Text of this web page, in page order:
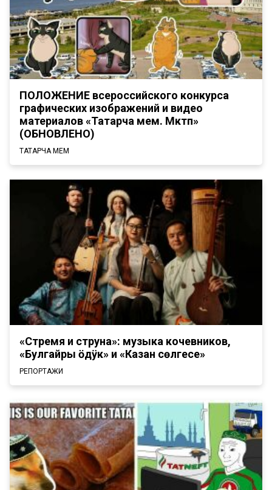
ПОЛОЖЕНИЕ всероссийского конкурса
графических изображений и видео
материалов «Татарча мем. Мәктәп»
(ОБНОВЛЕНО)
ТАТАРЧА МЕМ
«Стремя и струна»: музыка кочевников,
«Булгайры ӧдӱк» и «Казан сөлгесе»
РЕПОРТАЖИ